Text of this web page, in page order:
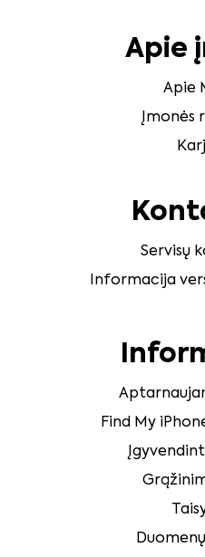
Apie
Apie
Įmonės
Servisų
Informacija
Find My